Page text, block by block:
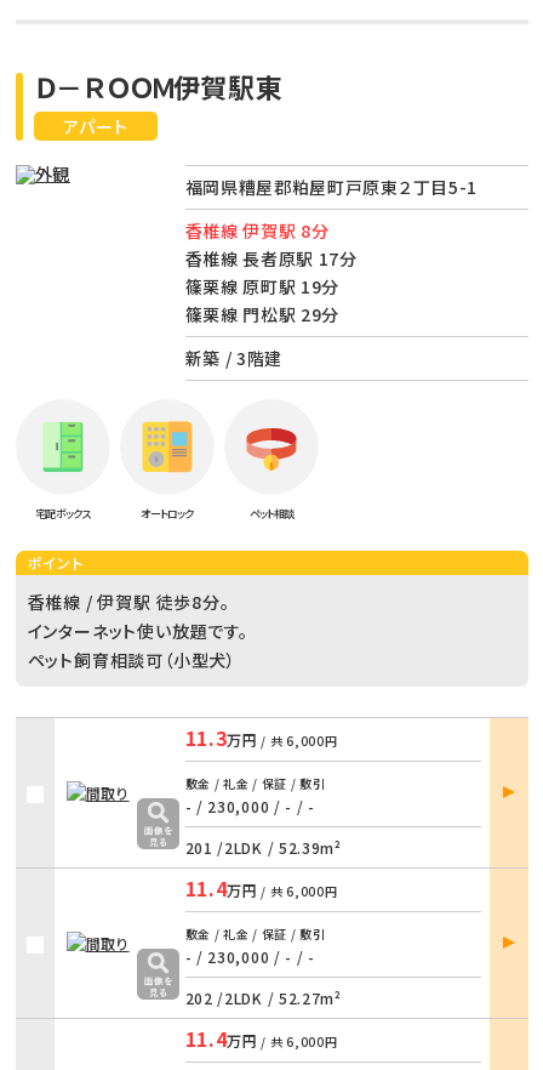
アパート
Ｄ－ＲＯＯＭ伊賀駅東
福岡県糟屋郡粕屋町戸原東２丁目5-1
香椎線 伊賀駅 8分
香椎線 長者原駅 17分
篠栗線 原町駅 19分
篠栗線 門松駅 29分
新築 / 3階建
宅配ボックス オートロック ペット相談
ポイント
香椎線 / 伊賀駅 徒歩8分。
インターネット使い放題です。
ペット飼育相談可（小型犬）
11.3万円 / 共6,000円
敷金 / 礼金 / 保証 / 敷引
- / 230,000 / - / -
201 /2LDK / 52.39m²
部屋
詳細
11.4万円 / 共6,000円
敷金 / 礼金 / 保証 / 敷引
- / 230,000 / - / -
202 /2LDK / 52.27m²
部屋
詳細
11.4万円 / 共6,000円